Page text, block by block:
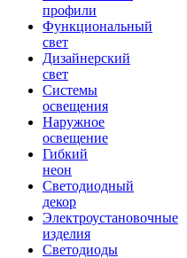
профили
Функциональный
свет
Дизайнерский
свет
Системы
освещения
Наружное
освещение
Гибкий
неон
Светодиодный
декор
Электроустановочные
изделия
Светодиоды